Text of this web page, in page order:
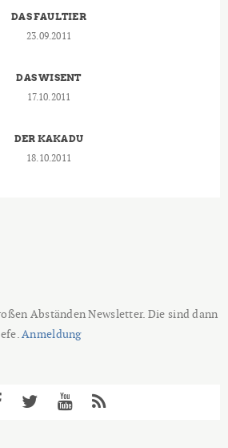
DAS FAULTIER
23.09.2011
DAS WISENT
17.10.2011
DER KAKADU
18.10.2011
Abständen Newsletter. Die sind dann
Anmeldung